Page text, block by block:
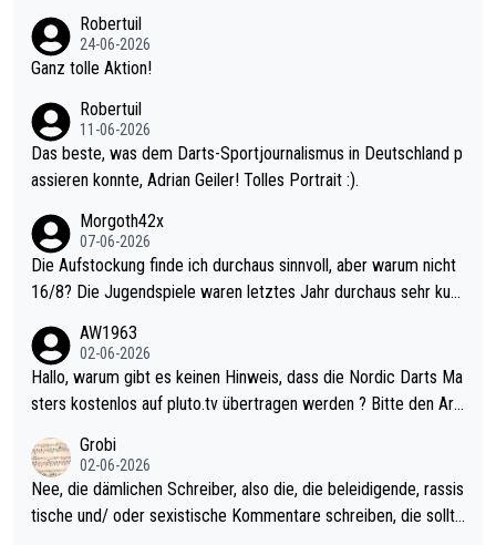
mal 40+ erst recht. Da gewinnst keinen Blumentopf - ist ja noc
h krasser wie ein Pokalspiel eines Kreisligisten vs einem Bund
Robertuil
24-06-2026
Ganz tolle Aktion!
Robertuil
11-06-2026
Das beste, was dem Darts-Sportjournalismus in Deutschland p
assieren konnte, Adrian Geiler! Tolles Portrait :).
Morgoth42x
07-06-2026
Die Aufstockung finde ich durchaus sinnvoll, aber warum nicht
16/8? Die Jugendspiele waren letztes Jahr durchaus sehr kurz
Allerdings ist Mitchell Lawrie als Nummer 1 der Welt eh qualifi
ziert. Somit ändert die automatische Qualifikation des Weltmei
sters erstmal nichts. Ich denke sie wollen damit für nächstes J
ohl wenig WDF Turniere spielen. Dies war bei Archie Self letzt
es Jahr der Fall. Er musste als amtierender Weltmeister durch
den Qualifier und ich glaube kaum, dass Mitchel sich das (in Ve
AW1963
02-06-2026
Hallo, warum gibt es keinen Hinweis, dass die Nordic Darts Ma
sters kostenlos auf pluto.tv übertragen werden ? Bitte den Arti
Grobi
02-06-2026
Nee, die dämlichen Schreiber, also die, die beleidigende, rassis
tische und/ oder sexistische Kommentare schreiben, die sollte